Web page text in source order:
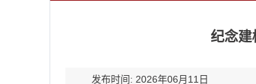
纪念建
发布时间: 2026年06月11日